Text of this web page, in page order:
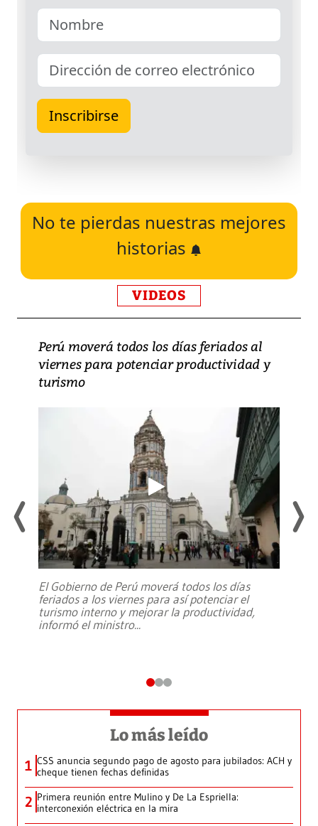
No te pierdas nuestras mejores
historias
VIDEOS
Perú moverá todos los días feriados al
viernes para potenciar productividad y
turismo
El Gobierno de Perú moverá todos los días
feriados a los viernes para así potenciar el
turismo interno y mejorar la productividad,
informó el ministro...
Lo más leído
1 CSS anuncia segundo pago de agosto para jubilados: ACH y
cheque tienen fechas definidas
2 Primera reunión entre Mulino y De La Espriella:
interconexión eléctrica en la mira